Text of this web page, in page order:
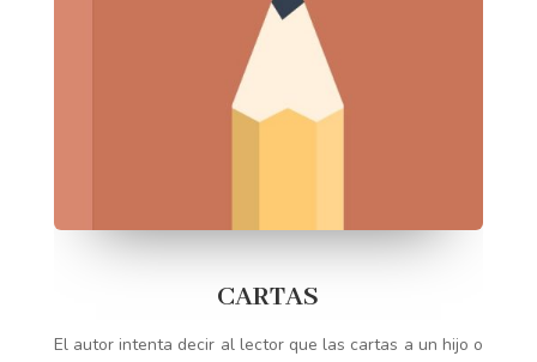
CARTAS
El autor intenta decir al lector que las cartas a un hijo o